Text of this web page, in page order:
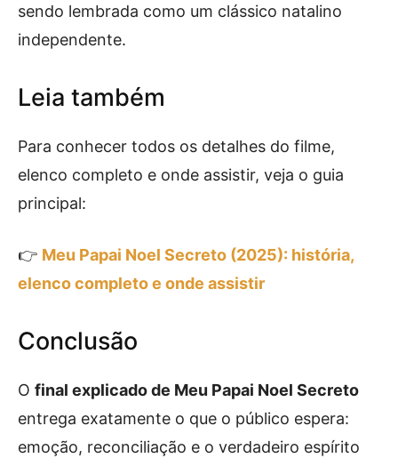
sendo lembrada como um clássico natalino
independente.
Leia também
Para conhecer todos os detalhes do filme,
elenco completo e onde assistir, veja o guia
principal:
👉 Meu Papai Noel Secreto (2025): história,
elenco completo e onde assistir
Conclusão
O final explicado de Meu Papai Noel Secreto
entrega exatamente o que o público espera:
emoção, reconciliação e o verdadeiro espírito